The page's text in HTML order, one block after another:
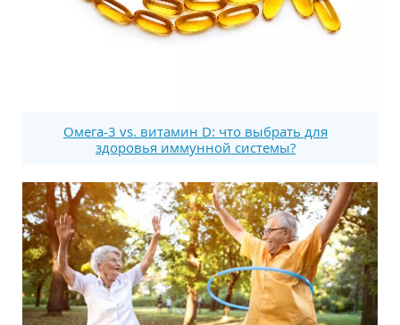
Омега-3 vs. витамин D: что выбрать для
здоровья иммунной системы?